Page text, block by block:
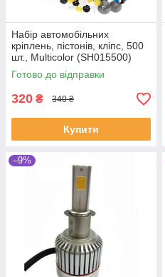
Набір автомобільних
кріплень, пістонів, кліпс, 500
шт., Multicolor (SH015500)
Готово до відправки
320 ₴ 340 ₴
Купити
–9%